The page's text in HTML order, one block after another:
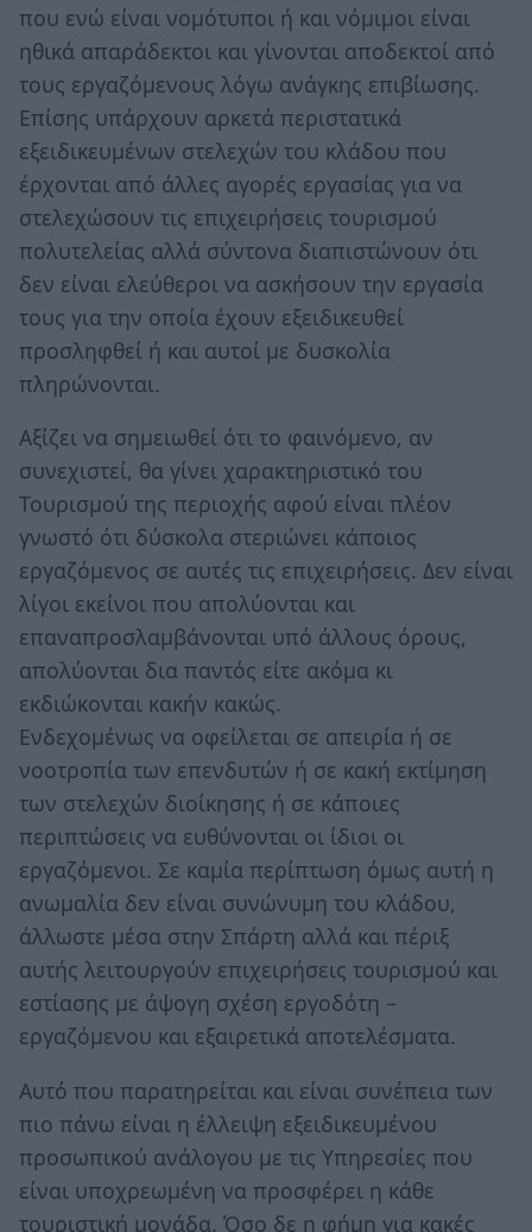
που ενώ είναι νομότυποι ή και νόμιμοι είναι
ηθικά απαράδεκτοι και γίνονται αποδεκτοί από
τους εργαζόμενους λόγω ανάγκης επιβίωσης.
Επίσης υπάρχουν αρκετά περιστατικά
εξειδικευμένων στελεχών του κλάδου που
έρχονται από άλλες αγορές εργασίας για να
στελεχώσουν τις επιχειρήσεις τουρισμού
πολυτελείας αλλά σύντονα διαπιστώνουν ότι
δεν είναι ελεύθεροι να ασκήσουν την εργασία
τους για την οποία έχουν εξειδικευθεί
προσληφθεί ή και αυτοί με δυσκολία
πληρώνονται.
Αξίζει να σημειωθεί ότι το φαινόμενο, αν
συνεχιστεί, θα γίνει χαρακτηριστικό του
Τουρισμού της περιοχής αφού είναι πλέον
γνωστό ότι δύσκολα στεριώνει κάποιος
εργαζόμενος σε αυτές τις επιχειρήσεις. Δεν είναι
λίγοι εκείνοι που απολύονται και
επαναπροσλαμβάνονται υπό άλλους όρους,
απολύονται δια παντός είτε ακόμα κι
εκδιώκονται κακήν κακώς.
Ενδεχομένως να οφείλεται σε απειρία ή σε
νοοτροπία των επενδυτών ή σε κακή εκτίμηση
των στελεχών διοίκησης ή σε κάποιες
περιπτώσεις να ευθύνονται οι ίδιοι οι
εργαζόμενοι. Σε καμία περίπτωση όμως αυτή η
ανωμαλία δεν είναι συνώνυμη του κλάδου,
άλλωστε μέσα στην Σπάρτη αλλά και πέριξ
αυτής λειτουργούν επιχειρήσεις τουρισμού και
εστίασης με άψογη σχέση εργοδότη –
εργαζόμενου και εξαιρετικά αποτελέσματα.
Αυτό που παρατηρείται και είναι συνέπεια των
πιο πάνω είναι η έλλειψη εξειδικευμένου
προσωπικού ανάλογου με τις Υπηρεσίες που
είναι υποχρεωμένη να προσφέρει η κάθε
τουριστική μονάδα. Όσο δε η φήμη για κακές